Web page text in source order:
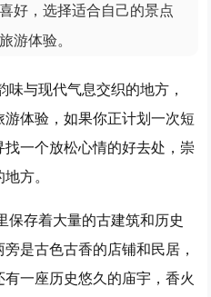
好，选择适合自己的景点
游体验。
与现代气息交织的地方，
体验，如果你正计划一次短
一个放松心情的好去处，崇
方。
保存着大量的古建筑和历史
是古色古香的店铺和民居，
一座历史悠久的庙宇，香火